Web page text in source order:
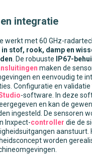
integratie
werkt met 60 GHz-
stof, rook, damp en
. De robuuste IP67-
maken de
en eenvoudig te
Configuratie en validatie
-software. In deze
en kan de
ingesteld. De sensoren
Inxpect-controller die de
aanstuurt.
worden